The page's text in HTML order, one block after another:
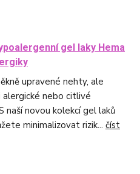
gel laky Hema
upravené nehty, ale
nebo citlivé
naší novou kolekcí gel laků
minimalizovat rizik... číst